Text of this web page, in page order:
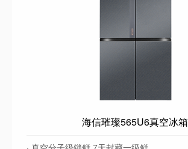
海信璀璨565U6真空冰箱